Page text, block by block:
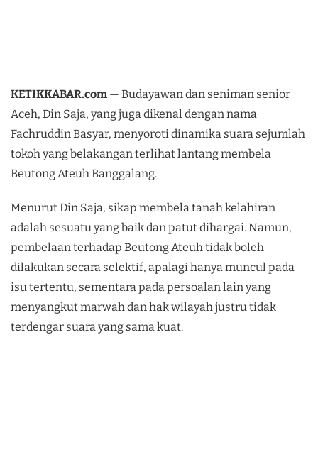
KETIKKABAR.com — Budayawan dan seniman senior
Aceh, Din Saja, yang juga dikenal dengan nama
Fachruddin Basyar, menyoroti dinamika suara sejumlah
tokoh yang belakangan terlihat lantang membela
Beutong Ateuh Banggalang.
Menurut Din Saja, sikap membela tanah kelahiran
adalah sesuatu yang baik dan patut dihargai. Namun,
pembelaan terhadap Beutong Ateuh tidak boleh
dilakukan secara selektif, apalagi hanya muncul pada
isu tertentu, sementara pada persoalan lain yang
menyangkut marwah dan hak wilayah justru tidak
terdengar suara yang sama kuat.